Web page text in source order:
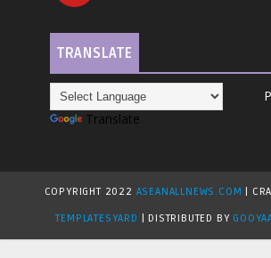
TRANSLATE
Translate
COPYRIGHT 2022 ASEANALLNEWS.COM |
TEMPLATESYARD
| DISTRIBUTED BY